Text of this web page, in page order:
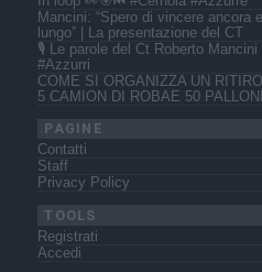
Mancini: “Spero di vincere ancora
lungo” | La presentazione del CT
🎙️ Le parole del Ct Roberto
#Azzurri
COME SI ORGANIZZA UN
5 CAMION DI ROBAE 50
PAGINE
Contatti
Staff
Privacy Policy
TOOLS
Registrati
Accedi